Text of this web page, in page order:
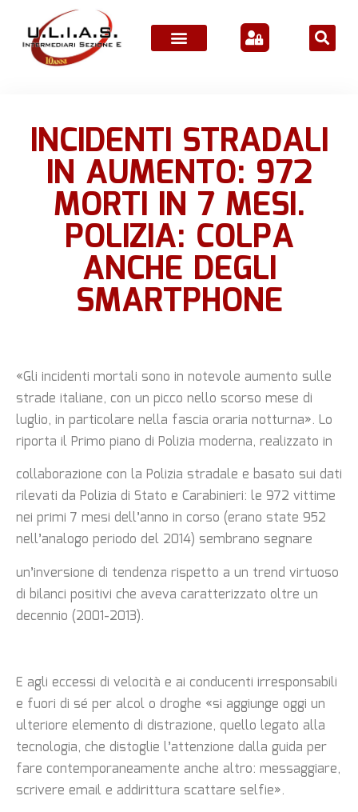
INCIDENTI STRADALI
IN AUMENTO: 972
MORTI IN 7 MESI.
POLIZIA: COLPA
ANCHE DEGLI
SMARTPHONE
«Gli incidenti mortali sono in notevole aumento sulle
strade italiane, con un picco nello scorso mese di
luglio, in particolare nella fascia oraria notturna». Lo
riporta il Primo piano di Polizia moderna, realizzato in
collaborazione con la Polizia stradale e basato sui dati
rilevati da Polizia di Stato e Carabinieri: le 972 vittime
nei primi 7 mesi dell’anno in corso (erano state 952
nell’analogo periodo del 2014) sembrano segnare
un’inversione di tendenza rispetto a un trend virtuoso
di bilanci positivi che aveva caratterizzato oltre un
decennio (2001-2013).
E agli eccessi di velocità e ai conducenti irresponsabili
e fuori di sé per alcol o droghe «si aggiunge oggi un
ulteriore elemento di distrazione, quello legato alla
tecnologia, che distoglie l’attenzione dalla guida per
fare contemporaneamente anche altro: messaggiare,
scrivere email e addirittura scattare selfie».